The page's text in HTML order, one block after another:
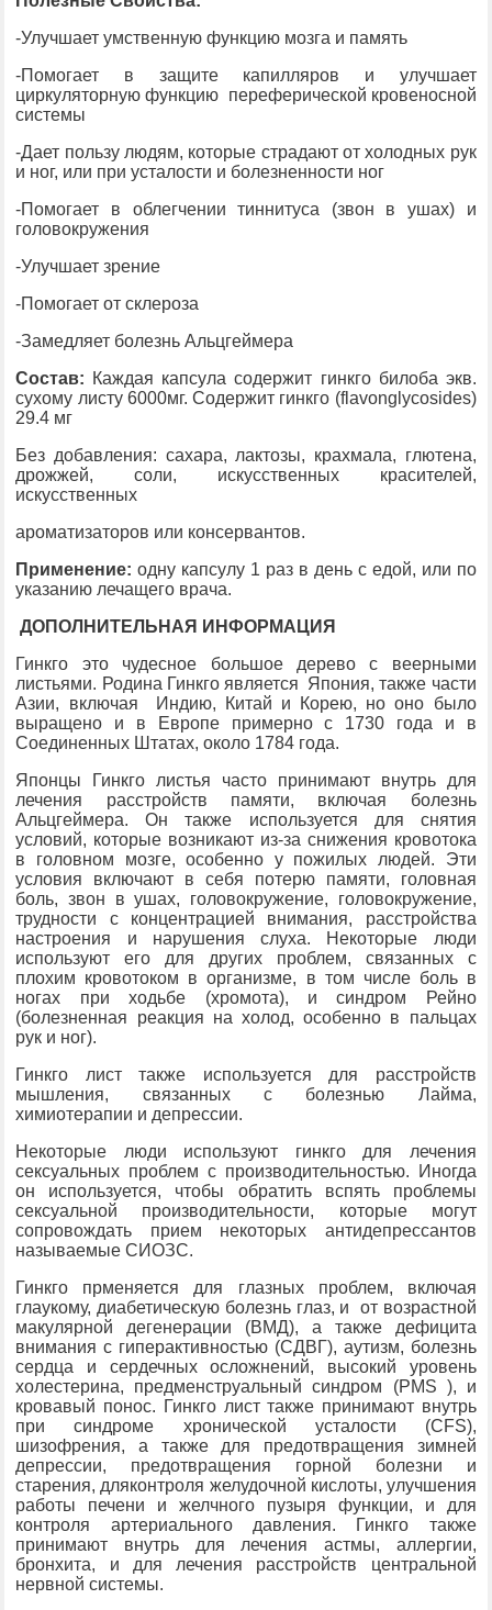
-Улучшает умственную функцию мозга и память
-Помогает в защите капилляров и улучшает
циркуляторную функцию переферической кровеносной
системы
-Дает пользу людям, которые страдают от холодных рук
и ног, или при усталости и болезненности ног
-Помогает в облегчении тиннитуса (звон в ушах) и
головокружения
-Улучшает зрение
-Помогает от склероза
-Замедляет болезнь Альцгеймера
Состав: Каждая капсула содержит гинкго билоба экв.
сухому листу 6000мг. Содержит гинкго (flavonglycosides)
29.4 мг
Без добавления: сахара, лактозы, крахмала, глютена,
дрожжей, соли, искусственных красителей,
искусственных
ароматизаторов или консервантов.
Применение: одну капсулу 1 раз в день с едой, или по
указанию лечащего врача.
ДОПОЛНИТЕЛЬНАЯ ИНФОРМАЦИЯ
Гинкго это чудесное большое дерево с веерными
листьями. Родина Гинкго является Япония, также части
Азии, включая Индию, Китай и Корею, но оно было
выращено и в Европе примерно с 1730 года и в
Соединенных Штатах, около 1784 года.
Японцы Гинкго листья часто принимают внутрь для
лечения расстройств памяти, включая болезнь
Альцгеймера. Он также используется для снятия
условий, которые возникают из-за снижения кровотока
в головном мозге, особенно у пожилых людей. Эти
условия включают в себя потерю памяти, головная
боль, звон в ушах, головокружение, головокружение,
трудности с концентрацией внимания, расстройства
настроения и нарушения слуха. Некоторые люди
используют его для других проблем, связанных с
плохим кровотоком в организме, в том числе боль в
ногах при ходьбе (хромота), и синдром Рейно
(болезненная реакция на холод, особенно в пальцах
рук и ног).
Гинкго лист также используется для расстройств
мышления, связанных с болезнью Лайма,
химиотерапии и депрессии.
Некоторые люди используют гинкго для лечения
сексуальных проблем с производительностью. Иногда
он используется, чтобы обратить вспять проблемы
сексуальной производительности, которые могут
сопровождать прием некоторых антидепрессантов
называемые СИОЗС.
Гинкго прменяется для глазных проблем, включая
глаукому, диабетическую болезнь глаз, и от возрастной
макулярной дегенерации (ВМД), а также дефицита
внимания с гиперактивностью (СДВГ), аутизм, болезнь
сердца и сердечных осложнений, высокий уровень
холестерина, предменструальный синдром (PMS ), и
кровавый понос. Гинкго лист также принимают внутрь
при синдроме хронической усталости (CFS),
шизофрения, а также для предотвращения зимней
депрессии, предотвращения горной болезни и
старения, дляконтроля желудочной кислоты, улучшения
работы печени и желчного пузыря функции, и для
контроля артериального давления. Гинкго также
принимают внутрь для лечения астмы, аллергии,
бронхита, и для лечения расстройств центральной
нервной системы.